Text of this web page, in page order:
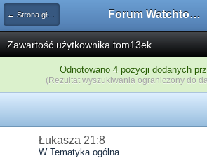
← Strona główna Forum Watchtower
Zawartość użytkownika tom13ek
Odnotowano 4 pozycji dodanych
(Rezultat wyszukiwania ograniczony do
Łukasza 21;8
W Tematyka ogólna